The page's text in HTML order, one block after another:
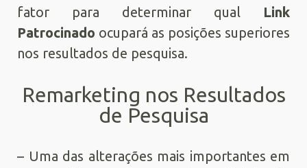
fator para determinar qual Link
Patrocinado ocupará as posições superiores
nos resultados de pesquisa.
Remarketing nos Resultados
de Pesquisa
– Uma das alterações mais importantes em